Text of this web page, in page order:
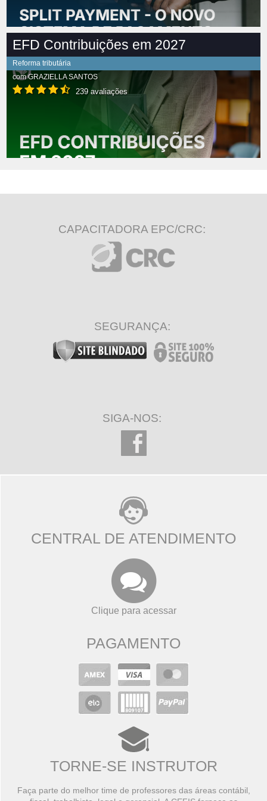
EFD Contribuições em 2027
Reforma tributária
comGRAZIELLA SANTOS
239 avaliações
CAPACITADORA EPC/CRC:
SEGURANÇA:
SIGA-NOS:
CENTRAL DE ATENDIMENTO
Clique para acessar
PAGAMENTO
TORNE-SE INSTRUTOR
Faça parte do melhor time de professores das áreas contábil,